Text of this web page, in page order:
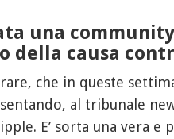
una
della causa
che in queste
al tribunale
E’ sorta una vera